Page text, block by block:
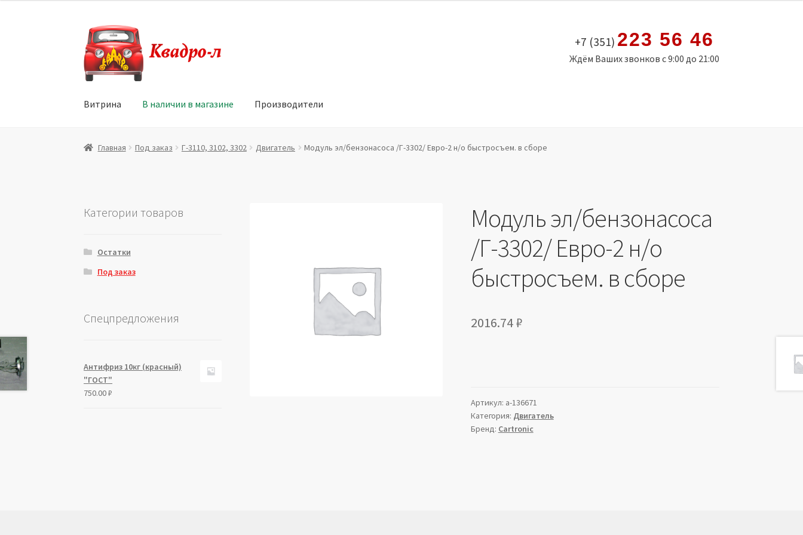
Перейти
к
навигации
Перейти
к
содержимому
+7 (351) 223 56 46
Ждём Ваших звонков с 9:00 до 21:00
Витрина В наличии в магазине Производители
Главная Витрина Мой аккаунтПолитика в отношении обработки персональных данных Производители
Главная Под заказ Г-3110, 3102, 3302 Двигатель Модуль эл/бензонасоса /Г-3302/ Евро-2 н/о быстросъем. в сборе
Модуль эл/бензонасоса
/Г-3302/ Евро-2 н/о
быстросъем. в сборе
2016.74₽
Артикул: a-136671
Категория: Двигатель
Бренд: Cartronic
Категории товаров
Остатки
Под заказ
Спецпредложения
Антифриз 10кг (красный)
"ГОСТ"
750.00₽